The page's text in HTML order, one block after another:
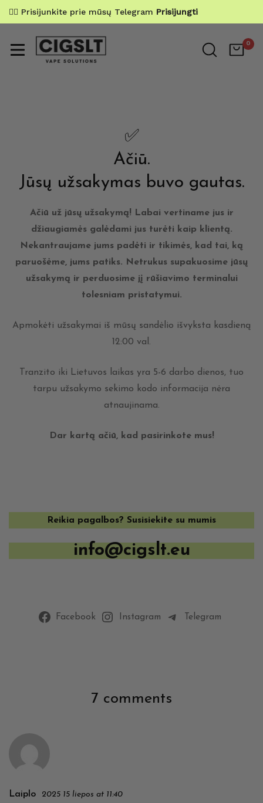
✌🏼 Prisijunkite prie mūsų Telegram Prisijungti
0
✅
Ačiū.
Jūsų užsakymas buvo gautas.
Ačiū už jūsų užsakymą! Labai vertiname jus ir
džiaugiamės galėdami jus turėti kaip klientą.
Nekantraujame jums padėti ir tikimės, kad tai, ką
paruošėme, jums patiks. Netrukus supakuosime jūsų
užsakymą ir perduosime jį rūšiavimo terminalui
tolesniam pristatymui.
Apmokėti užsakymai iš mūsų sandėlio išvyksta kasdieną
12:00 val.
Tranzito iki Lietuvos laikas yra 5-6 darbo dienos, tuo
tarpu užsakymo sekimo kodo informacija nėra
atnaujinama.
Dar kartą ačiū, kad pasirinkote mus!
Reikia pagalbos? Susisiekite su mumis
info@cigslt.eu
Facebook Instagram Telegram
7 comments
Laiplo 2025 15 liepos at 11:40